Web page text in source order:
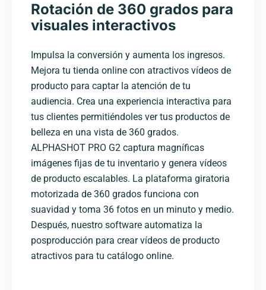
Rotación de 360 grados para
visuales interactivos
Impulsa la conversión y aumenta los ingresos.
Mejora tu tienda online con atractivos vídeos de
producto para captar la atención de tu
audiencia. Crea una experiencia interactiva para
tus clientes permitiéndoles ver tus productos de
belleza en una vista de 360 grados.
ALPHASHOT PRO G2 captura magníficas
imágenes fijas de tu inventario y genera vídeos
de producto escalables. La plataforma giratoria
motorizada de 360 grados funciona con
suavidad y toma 36 fotos en un minuto y medio.
Después, nuestro software automatiza la
posproducción para crear vídeos de producto
atractivos para tu catálogo online.